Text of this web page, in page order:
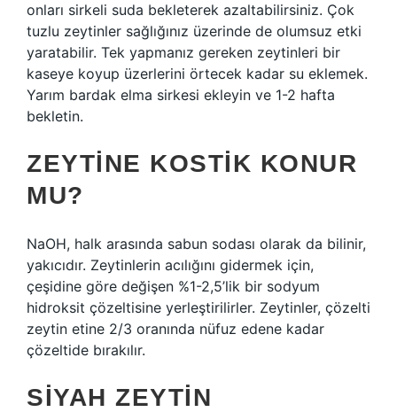
onları sirkeli suda bekleterek azaltabilirsiniz. Çok
tuzlu zeytinler sağlığınız üzerinde de olumsuz etki
yaratabilir. Tek yapmanız gereken zeytinleri bir
kaseye koyup üzerlerini örtecek kadar su eklemek.
Yarım bardak elma sirkesi ekleyin ve 1-2 hafta
bekletin.
ZEYTINE KOSTIK KONUR
MU?
NaOH, halk arasında sabun sodası olarak da bilinir,
yakıcıdır. Zeytinlerin acılığını gidermek için,
çeşidine göre değişen %1-2,5’lik bir sodyum
hidroksit çözeltisine yerleştirilirler. Zeytinler, çözelti
zeytin etine 2/3 oranında nüfuz edene kadar
çözeltide bırakılır.
SIYAH ZEYTIN